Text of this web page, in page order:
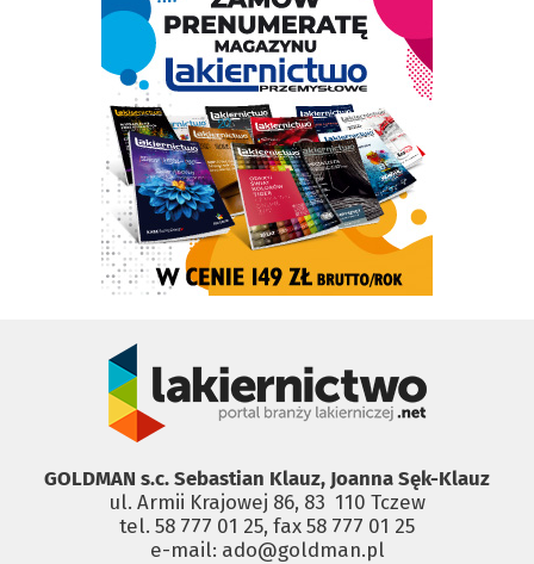
GOLDMAN s.c. Sebastian Klauz, Joanna Sęk-Klauz
ul. Armii Krajowej 86, 83 ­ 110 Tczew
tel. 58 777 01 25, fax 58 777 01 25
e-mail: ado@goldman.pl